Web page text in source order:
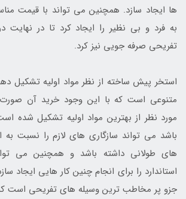
ها ایجاد سازد. همچنین می تواند با قیمت
به فرد و بی نظیر را ایجاد کرد تا در نهایت
تفریحی صرفه جویی نیز کرد.
استخر پیش ساخته از نظر مواد اولیه تشکیل
متنوعی است که با این وجود خرید آن
مورد نظر از بهترین مواد اولیه تشکیل شده
باشد می تواند سازگاری های لازم را نسبت
های طولانی داشته باشد و همچنین می
استاندارد را برای انجام چنین کار هایی ایجاد
جزو پر مخاطب ترین وسیله های تفریحی است که